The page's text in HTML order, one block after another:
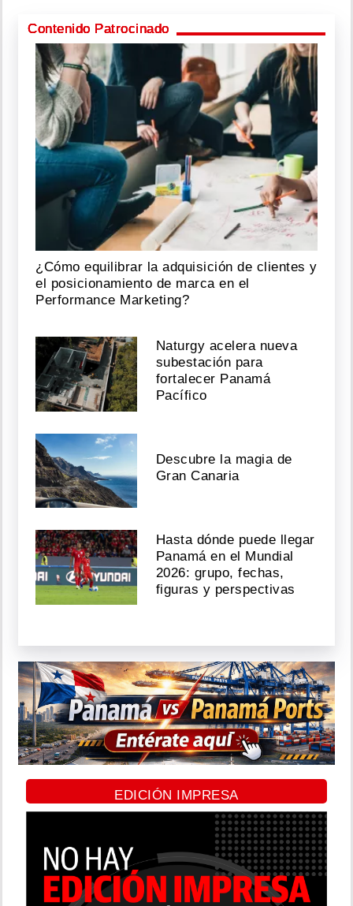
Contenido Patrocinado
¿Cómo equilibrar la adquisición de clientes y
el posicionamiento de marca en el
Performance Marketing?
Naturgy acelera nueva
subestación para
fortalecer Panamá
Pacífico
Descubre la magia de
Gran Canaria
Hasta dónde puede llegar
Panamá en el Mundial
2026: grupo, fechas,
figuras y perspectivas
EDICIÓN IMPRESA